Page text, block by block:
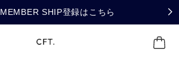
MEMBER SHIP登録はこちら